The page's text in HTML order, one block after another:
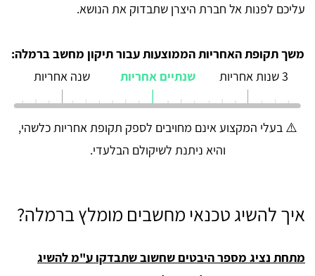
עליכם לפנות אל חברת היצרן שתבדוק את הנושא.
משך תקופת האחריות הממוצעות עבור תיקון מחשב ברמלה:
3 שנות אחריות
שנתיים אחריות שנה אחריות
⚠️ בעלי המקצוע אינם מחויבים לספק תקופת אחריות כלשהי,
והיא ניתנת לשיקולם הבלעדי.
איך להשיג טכנאי מחשבים מומלץ ברמלה?
מתחת נציג מספר היבטים שחשוב שתבדקו ע"מ להשיג